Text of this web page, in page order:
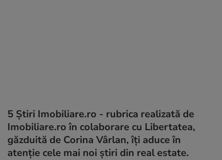
5 Știri Imobiliare.ro - rubrica realizată de
Imobiliare.ro în colaborare cu Libertatea,
găzduită de Corina Vârlan, îți aduce în
atenție cele mai noi știri din real estate.